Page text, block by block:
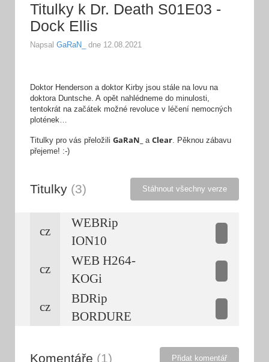
Titulky k Dr. Death S01E03 -
Dock Ellis
Napsal GaRaN_ dne 12.08.2021
Doktor Henderson a doktor Kirby jsou stále na lovu na
doktora Duntsche. A opět nahlédneme do minulosti,
tentokrát na začátek možné revoluce v léčení nemocných
plotének…
Titulky pro vás přeložili GaRaN_ a Clear. Pěknou zábavu
přejeme! :-)
Titulky (3) Stáhnout všechny verze
cz
WEBRip
ION10
cz
WEB H264-
KOGi
cz
BDRip
BORDURE
Komentáře (1) Přidat komentář